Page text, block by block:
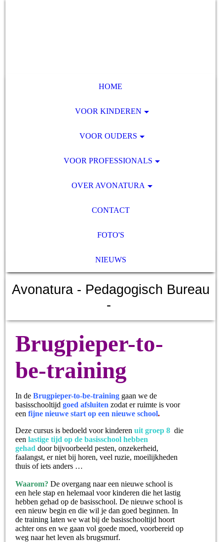
HOME
VOOR KINDEREN
VOOR OUDERS
VOOR PROFESSIONALS
OVER AVONATURA
CONTACT
FOTO'S
NIEUWS
Avonatura - Pedagogisch Bureau
-
Brugpieper-to-
be-training
In de Brugpieper-to-be-training gaan we de
basisschooltijd goed afsluiten zodat er ruimte is voor
een fijne nieuwe start op een nieuwe school.
Deze cursus is bedoeld voor kinderen uit groep 8 die
een lastige tijd op de basisschool hebben
gehad door bijvoorbeeld pesten, onzekerheid,
faalangst, er niet bij horen, veel ruzie, moeilijkheden
thuis of iets anders …
Waarom? De overgang naar een nieuwe school is
een hele stap en helemaal voor kinderen die het lastig
hebben gehad op de basisschool. De nieuwe school is
een nieuw begin en die wil je dan goed beginnen. In
de training laten we wat bij de basisschooltijd hoort
achter ons en we gaan vol goede moed, voorbereid op
weg naar het leven als brugsmurf.